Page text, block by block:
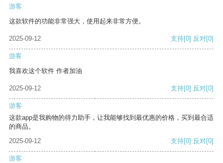
游客
这款软件的功能非常强大，使用起来非常方便。
2025-09-12 支持[0] 反对[0]
游客
我喜欢这个软件 作者加油
2025-09-12 支持[0] 反对[0]
游客
这款app是我购物的得力助手，让我能够找到最优惠的价格，买到最合适
的商品。
2025-09-12
支持[0] 反对[0]
游客